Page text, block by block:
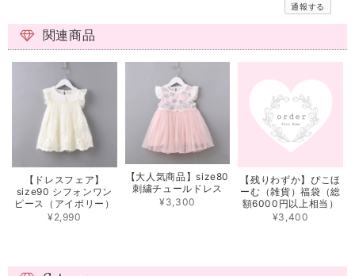
通報する
関連商品
【ドレスフェア】
size90 シフォンワン
ピース（アイボリー）
¥2,990
【大人気商品】size80
刺繍チュールドレス
¥3,300
【残りわずか】ぴこほ
ーむ（雑貨）福袋（総
額6000円以上相当）
¥3,400